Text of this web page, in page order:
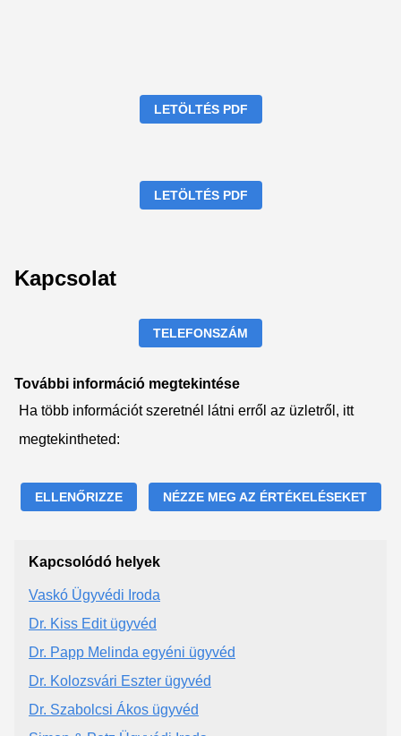
LETÖLTÉS PDF
LETÖLTÉS PDF
Kapcsolat
TELEFONSZÁM
További információ megtekintése
Ha több információt szeretnél látni erről az üzletről, itt
megtekintheted:
ELLENŐRIZZE NÉZZE MEG AZ ÉRTÉKELÉSEKET
Kapcsolódó helyek
Vaskó Ügyvédi Iroda
Dr. Kiss Edit ügyvéd
Dr. Papp Melinda egyéni ügyvéd
Dr. Kolozsvári Eszter ügyvéd
Dr. Szabolcsi Ákos ügyvéd